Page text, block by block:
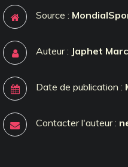
Source :
Auteur : Japhet
Date de publication :
Contacter l'auteur :